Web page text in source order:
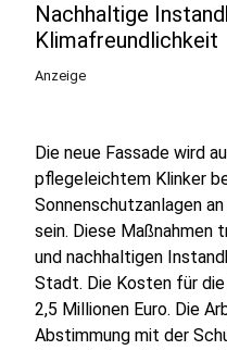
Nachhaltige
Klimafreundlichkeit
Anzeige
Die neue Fassade wird
pflegeleichtem Klinker
Sonnenschutzanlagen
sein. Diese Maßnahmen
und nachhaltigen
Stadt. Die Kosten für
2,5 Millionen Euro. Die
Abstimmung mit der